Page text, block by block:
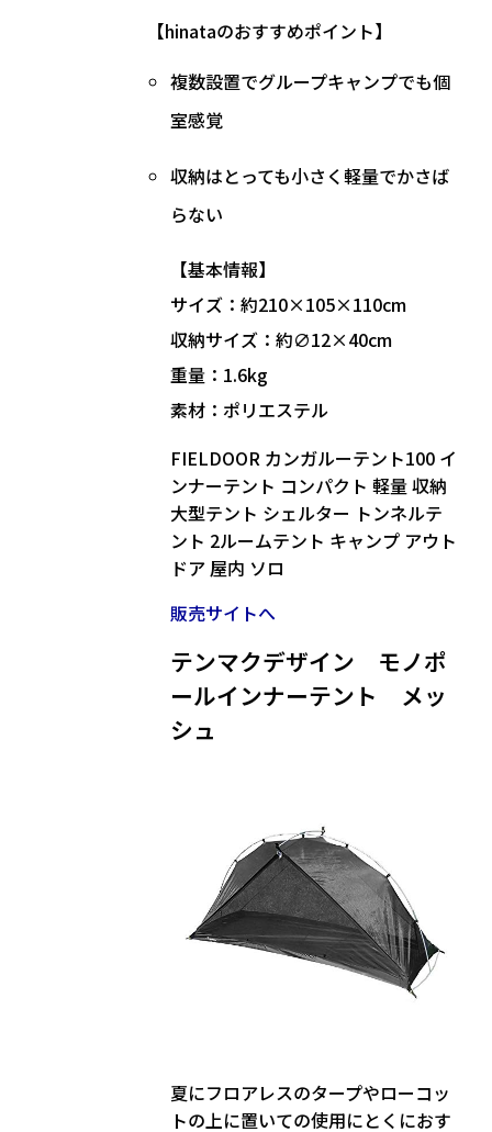
【hinataのおすすめポイント】
複数設置でグループキャンプでも個
室感覚
収納はとっても小さく軽量でかさば
らない
【基本情報】
サイズ：約210×105×110cm
収納サイズ：約∅12×40cm
重量：1.6kg
素材：ポリエステル
FIELDOOR カンガルーテント100 イ
ンナーテント コンパクト 軽量 収納
大型テント シェルター トンネルテ
ント 2ルームテント キャンプ アウト
ドア 屋内 ソロ
販売サイトへ
テンマクデザイン モノポ
ールインナーテント メッ
シュ
夏にフロアレスのタープやローコッ
トの上に置いての使用にとくにおす